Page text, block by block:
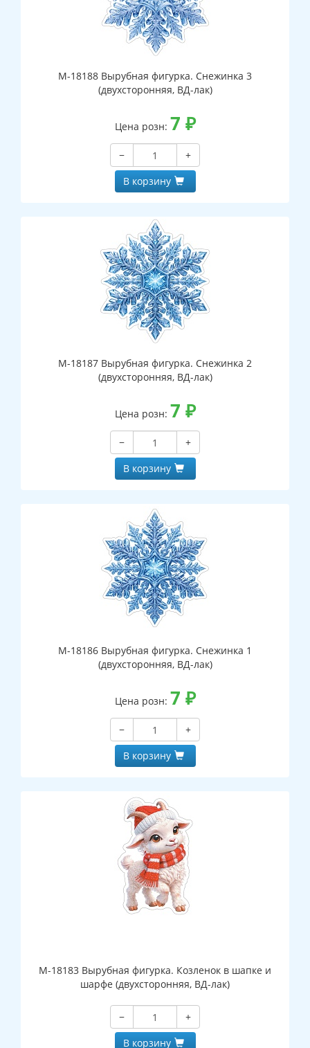
М-18188 Вырубная фигурка. Снежинка 3
(двухсторонняя, ВД-лак)
Цена розн: 7 ₽
−
+
В корзину
М-18187 Вырубная фигурка. Снежинка 2
(двухсторонняя, ВД-лак)
Цена розн: 7 ₽
−
+
В корзину
М-18186 Вырубная фигурка. Снежинка 1
(двухсторонняя, ВД-лак)
Цена розн: 7 ₽
−
+
В корзину
М-18183 Вырубная фигурка. Козленок в шапке и
шарфе (двухсторонняя, ВД-лак)
−
+
В корзину